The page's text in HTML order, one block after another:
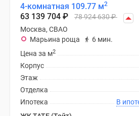
4-комнатная 109.77 м2
63 139 704 ₽ 78 924 630₽
Москва, СВАО
Марьина роща
6 мин.
Цена за м2
Корпус
Этаж
Отделка
Ипотека